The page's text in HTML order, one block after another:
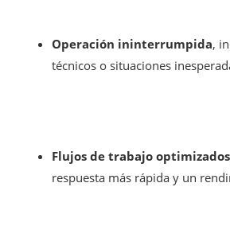
Operación ininterrumpida,
técnicos o situaciones
Flujos de trabajo optimizados
respuesta más rápida y un